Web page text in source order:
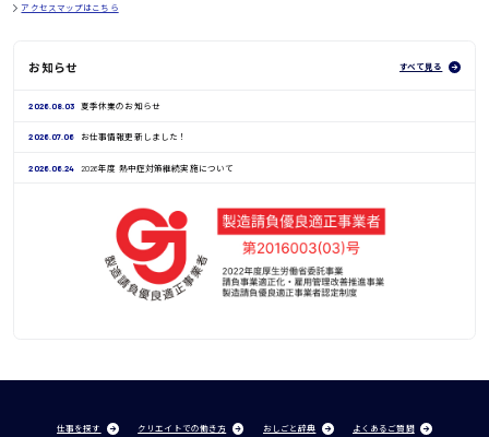
アクセスマップはこちら
お知らせ すべて見る
2026.08.03 夏季休業のお知らせ
2026.07.06 お仕事情報更新しました！
2026.06.24 2026年度 熱中症対策継続実施について
仕事を探す クリエイトでの働き方 おしごと辞典 よくあるご質問